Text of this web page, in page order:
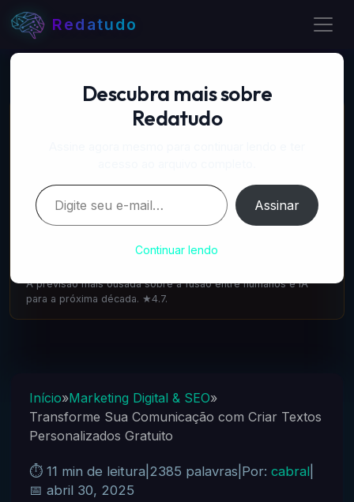
Redatudo
📚 LIVROS RECOMENDADOS
Escrito pelo cofundador do DeepMind: como a IA vai
transformar tudo. 1.100 avaliações ★4.6.
A Singularidade está mais Próxima — Ray Kurzweil
A previsão mais ousada sobre a fusão entre humanos e IA
para a próxima década. ★4.7.
Início»Marketing Digital & SEO»
Transforme Sua Comunicação com Criar Textos
Personalizados Gratuito
⏱️ 11 min de leitura 2385 palavras Por: cabral|
📅 abril 30, 2025
Descubra mais sobre
Redatudo
Digite seu e-mail…
Assinar
Continuar lendo